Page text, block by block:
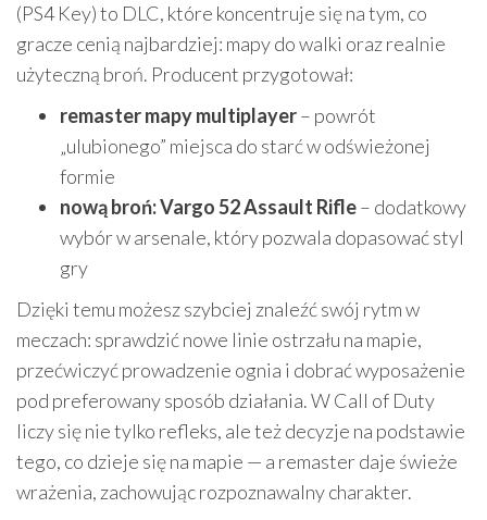
(PS4 Key) to DLC, które koncentruje się na tym, co
gracze cenią najbardziej: mapy do walki oraz realnie
użyteczną broń. Producent przygotował:
remaster mapy multiplayer– powrót
„ulubionego” miejsca do starć w odświeżonej
formie
nową broń: Vargo 52 Assault Rifle– dodatkowy
wybór w arsenale, który pozwala dopasować styl
gry
Dzięki temu możesz szybciej znaleźć swój rytm w
meczach: sprawdzić nowe linie ostrzału na mapie,
przećwiczyć prowadzenie ognia i dobrać wyposażenie
pod preferowany sposób działania. W Call of Duty
liczy się nie tylko refleks, ale też decyzje na podstawie
tego, co dzieje się na mapie — a remaster daje świeże
wrażenia, zachowując rozpoznawalny charakter.